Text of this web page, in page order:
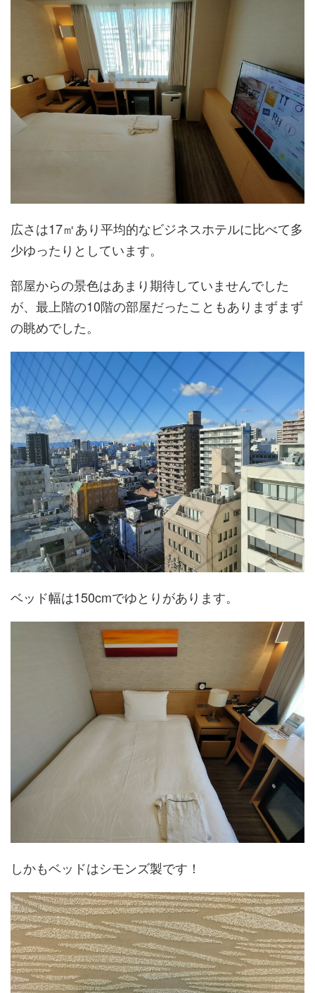
広さは17㎡あり平均的なビジネスホテルに比べて多
少ゆったりとしています。
部屋からの景色はあまり期待していませんでした
が、最上階の10階の部屋だったこともありまずまず
の眺めでした。
ベッド幅は150cmでゆとりがあります。
しかもベッドはシモンズ製です！